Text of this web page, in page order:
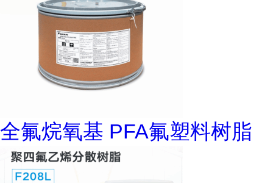
全氟烷氧基 PFA氟塑料树脂